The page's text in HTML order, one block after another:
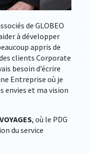
de GLOBEO
à développer
appris de
clients Corporate
besoin d’écrire
Entreprise où je
envies et ma vision
, où le PDG
du service